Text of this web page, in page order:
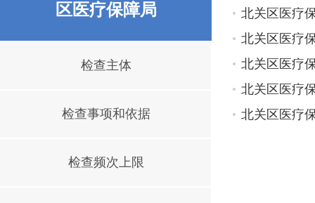
区医疗保障局
检查主体
检查事项和依据
检查频次上限
北关区医疗
北关区医疗
北关区医疗
北关区医疗
北关区医疗